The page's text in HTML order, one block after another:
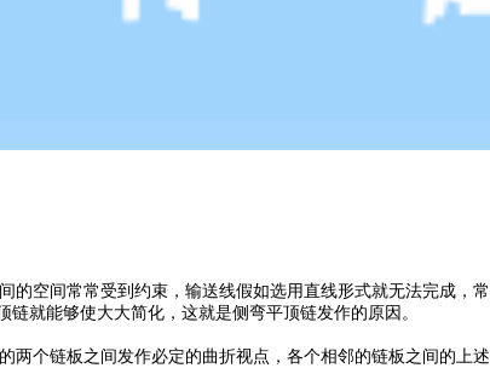
空间常常受到约束，输送线假如选用直线形式就无法完成，常
就能够使大大简化，这就是侧弯平顶链发作的原因。
两个链板之间发作必定的曲折视点，各个相邻的链板之间的上述